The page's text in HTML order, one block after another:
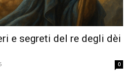
e segreti del re degli dèi
0